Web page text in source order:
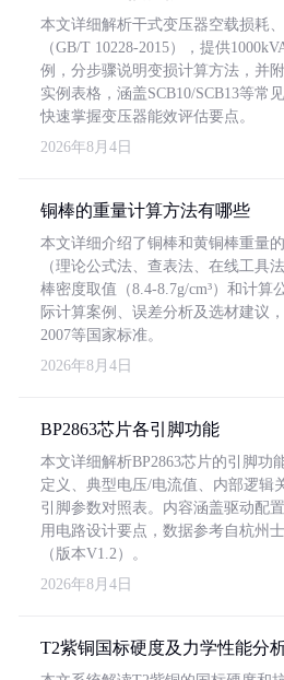
本文详细解析干式变压器空载损耗
（GB/T 10228-2015），提供
例，分步骤说明变损计算方法，并
实例表格，涵盖SCB10/SCB13等常
快速掌握变压器能效评估要点。
2026年8月4日
铜棒的重量计算方法有哪些
本文详细介绍了铜棒和黄铜棒重量
（理论公式法、查表法、在线工具
棒密度取值（8.4-8.7g/cm³）和计算
际计算案例、误差分析及选材建议
2007等国家标准。
2026年8月4日
BP2863芯片各引脚功能
本文详细解析BP2863芯片的引脚功
定义、典型电压/电流值、内部逻辑
引脚参数对照表。内容涵盖驱动配
用电路设计要点，数据参考自杭州
（版本V1.2）。
2026年8月4日
T2紫铜国标硬度及力学性能分